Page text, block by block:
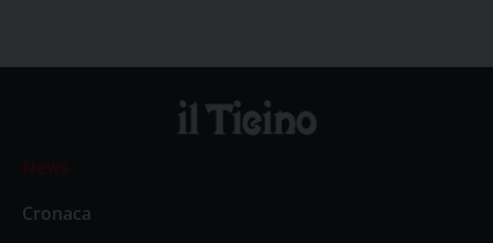
News
Cronaca